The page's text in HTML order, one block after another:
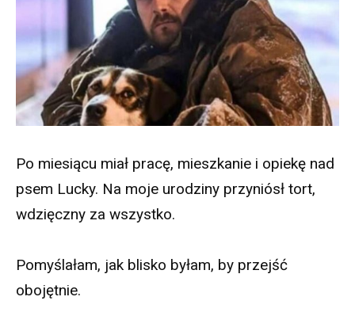
Po miesiącu miał pracę, mieszkanie i opiekę nad
psem Lucky. Na moje urodziny przyniósł tort,
wdzięczny za wszystko.
Pomyślałam, jak blisko byłam, by przejść
obojętnie.